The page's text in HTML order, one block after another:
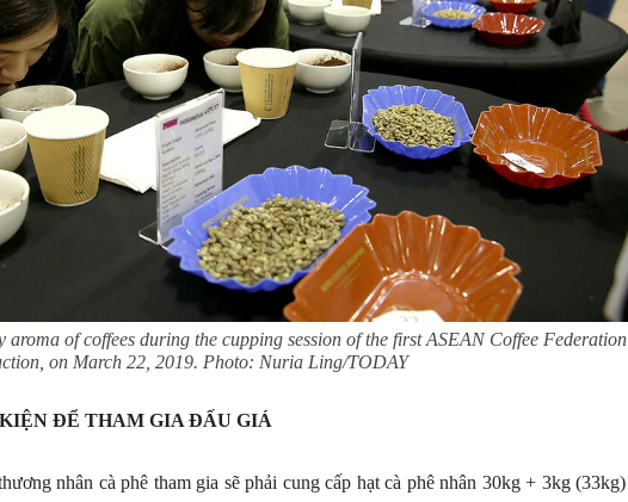
aroma of coffees during the cupping session of the first ASEAN Coffee Federation
on March 22, 2019. Photo: Nuria Ling/TODAY
ĐỂ THAM GIA ĐẤU GIÁ
nhân cà phê tham gia sẽ phải cung cấp hạt cà phê nhân 30kg + 3kg (33kg)